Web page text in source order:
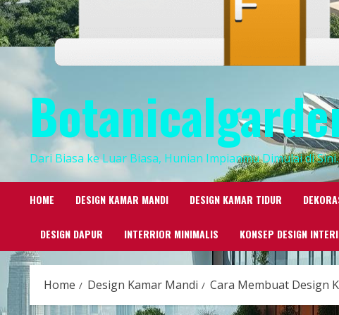
Dari Biasa ke Luar Biasa, Hunian Impianmu Dimulai di Sini.
HOME DESIGN KAMAR MANDI DESIGN KAMAR TIDUR
DESIGN DAPUR INTERRIOR MINIMALIS KONSEP DESIGN
Home Design Kamar Mandi Cara Membuat Design